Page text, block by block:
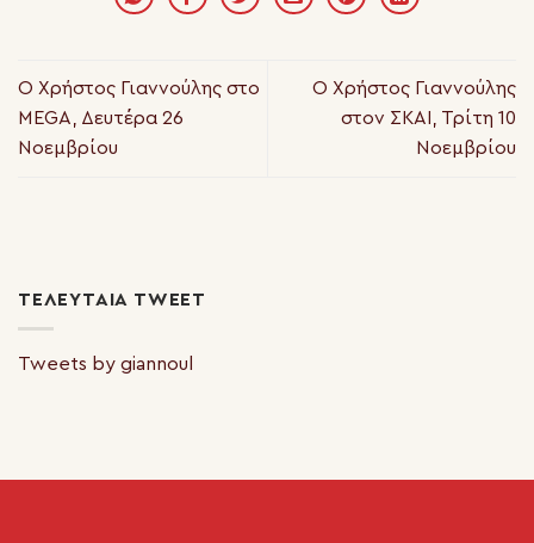
Ο Χρήστος Γιαννούλης στο
MEGA, Δευτέρα 26
Νοεμβρίου
Ο Χρήστος Γιαννούλης
στον ΣΚΑΙ, Τρίτη 10
Νοεμβρίου
ΤΕΛΕΥΤΑΊΑ TWEET
Tweets by giannoul